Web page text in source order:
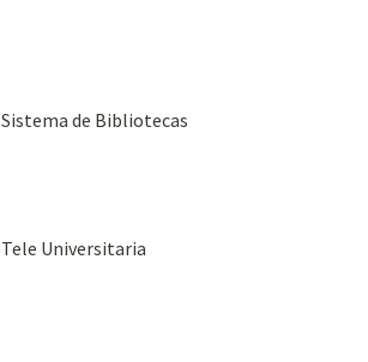
Sistema de Bibliotecas
Tele Universitaria